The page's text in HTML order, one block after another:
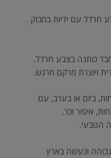
חרדל עם ידיות במבוק .
מבד כותנה בצבע חרדל.
ויוצרת מרקם מרגש.
ביום או בערב, עם
איפור וכו'.
הטבעי.
גבוהה ונעשה בארץ